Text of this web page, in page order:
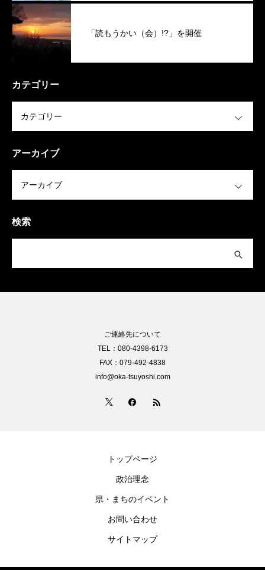
「読もうかい（会）!?」を開催
カテゴリー
アーカイブ
検索
ご連絡先について
TEL：080-4398-6173
FAX：079-492-4838
info@oka-tsuyoshi.com
トップページ
政治理念
県・まちのイベント
お問い合わせ
サイトマップ